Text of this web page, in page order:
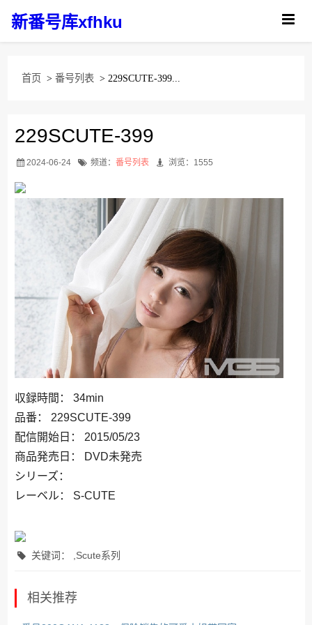
新番号库xfhku
首页 > 番号列表 > 229SCUTE-399...
229SCUTE-399
2024-06-24 频道： 番号列表 浏览：1555
収録時間： 34min
品番： 229SCUTE-399
配信開始日： 2015/05/23
商品発売日： DVD未発売
シリーズ：
レーベル： S-CUTE
关键词： ,Scute系列
相关推荐